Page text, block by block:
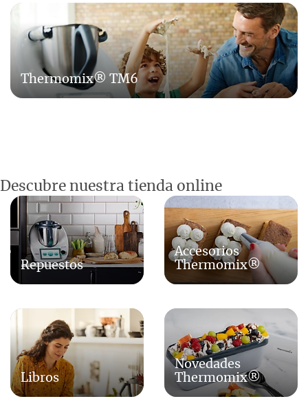
Thermomix® TM6
Descubre nuestra tienda online
Repuestos
Accesorios
Thermomix®
Libros
Novedades
Thermomix®